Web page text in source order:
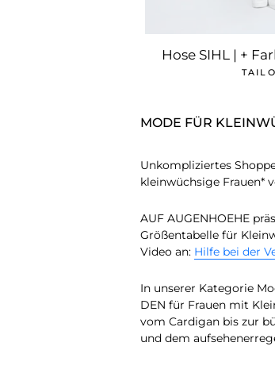
Hose SIHL | +
MODE FÜR
Unkompliziertes
kleinwüchsige Frauen*
AUF AUGENHOEHE
Größentabelle für
Video an: Hilfe bei der
In unserer Kategorie
DEN für Frauen mit
vom Cardigan bis zur
und dem